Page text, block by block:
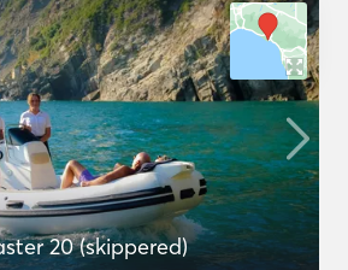
20 (skippered)